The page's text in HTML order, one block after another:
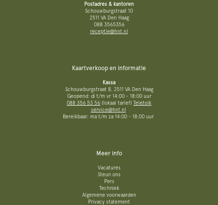
Postadres & kantoren
Schouwburgstraat 10
2511 VA Den Haag
088 3565356
receptie@hnt.nl
Kaartverkoop en informatie
Kassa
Schouwburgstraat 8, 2511 VA Den Haag
Geopend: di t/m vr 14:00 - 18:00 uur
088 356 53 56 (lokaal tarief) Teletolk
service@hnt.nl
Bereikbaar: ma t/m za 14:00 - 18:00 uur
Meer info
Vacatures
Steun ons
Pers
Techniek
Algemene voorwaarden
Privacy statement